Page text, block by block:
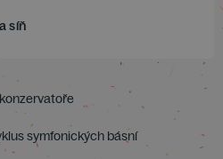
síň
symfonických básní